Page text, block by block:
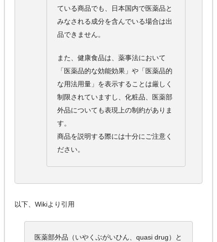
ている商品でも、日本国内で医薬品と
みなされる成分を含んでいる場合は出
品できません。
また、健康食品は、薬事法において
「医薬品的な効能効果」や「医薬品的
な用法用量」を表示することは厳しく
制限されていますし、化粧品、医薬部
外品についても表現上の制約がありま
す。
商品を説明する際には十分にご注意く
ださい。
以下、Wikiより引用
医薬部外品（いやくぶがいひん、quasi drug）と